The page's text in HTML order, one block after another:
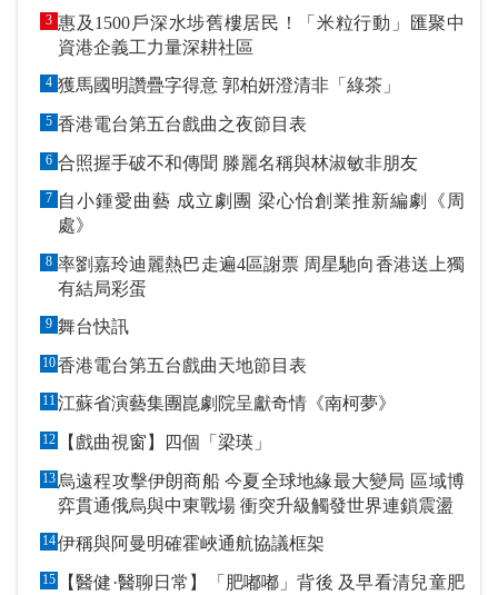
3 惠及1500戶深水埗舊樓居民！「米粒行動」匯聚中
資港企義工力量深耕社區
4 獲馬國明讚疊字得意 郭柏妍澄清非「綠茶」
5 香港電台第五台戲曲之夜節目表
6 合照握手破不和傳聞 滕麗名稱與林淑敏非朋友
7 自小鍾愛曲藝 成立劇團 梁心怡創業推新編劇《周
處》
8 率劉嘉玲迪麗熱巴走遍4區謝票 周星馳向香港送上獨
有結局彩蛋
9 舞台快訊
10香港電台第五台戲曲天地節目表
11江蘇省演藝集團崑劇院呈獻奇情《南柯夢》
12 【戲曲視窗】四個「梁瑛」
13 烏遠程攻擊伊朗商船 今夏全球地緣最大變局 區域博
弈貫通俄烏與中東戰場 衝突升級觸發世界連鎖震盪
14伊稱與阿曼明確霍峽通航協議框架
15
【醫健·醫聊日常】「肥嘟嘟」背後 及早看清兒童肥